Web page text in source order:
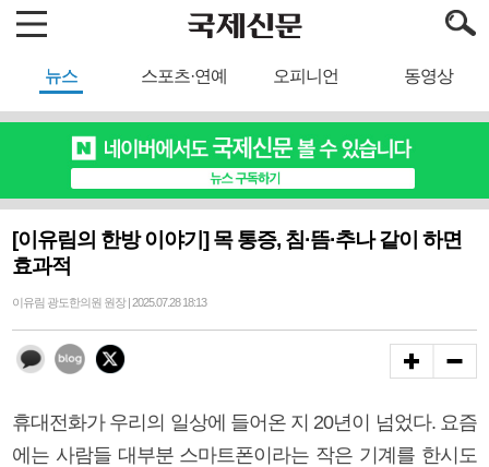
뉴스 스포츠·연예 오피니언 동영상
[이유림의 한방 이야기] 목 통증, 침·뜸·추나 같이 하면
효과적
이유림 광도한의원 원장 | 2025.07.28 18:13
휴대전화가 우리의 일상에 들어온 지 20년이 넘었다. 요즘
에는 사람들 대부분 스마트폰이라는 작은 기계를 한시도